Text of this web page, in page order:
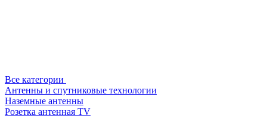
Все категории
Антенны и спутниковые технологии
Наземные антенны
Розетка антенная TV